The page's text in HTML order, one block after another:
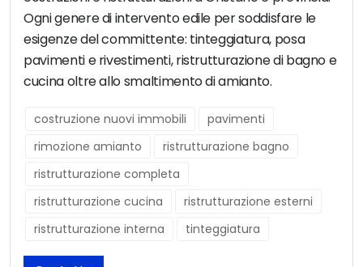
Ogni genere di intervento edile per soddisfare le
esigenze del committente: tinteggiatura, posa
pavimenti e rivestimenti, ristrutturazione di bagno e
cucina oltre allo smaltimento di amianto.
costruzione nuovi immobili
pavimenti
rimozione amianto
ristrutturazione bagno
ristrutturazione completa
ristrutturazione cucina
ristrutturazione esterni
ristrutturazione interna
tinteggiatura